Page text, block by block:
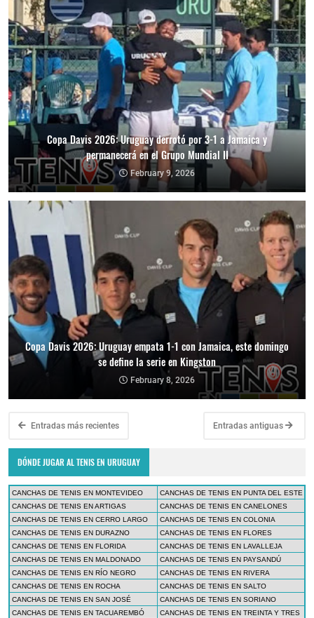
Copa Davis 2026: Uruguay derrotó por 3-1 a Jamaica y
permanecerá en el Grupo Mundial II
February 9, 2026
Copa Davis 2026: Uruguay empata 1-1 con Jamaica, este domingo
se define la serie en Kingston
February 8, 2026
Entradas más recientes Entradas antiguas
DÓNDE JUGAR AL TENIS EN URUGUAY
CANCHAS DE TENIS EN MONTEVIDEO
CANCHAS DE TENIS EN PUNTA DEL ESTE
CANCHAS DE TENIS EN ARTIGAS
CANCHAS DE TENIS EN CANELONES
CANCHAS DE TENIS EN CERRO LARGO
CANCHAS DE TENIS EN COLONIA
CANCHAS DE TENIS EN DURAZNO
CANCHAS DE TENIS EN FLORES
CANCHAS DE TENIS EN FLORIDA
CANCHAS DE TENIS EN LAVALLEJA
CANCHAS DE TENIS EN MALDONADO
CANCHAS DE TENIS EN PAYSANDÚ
CANCHAS DE TENIS EN RÍO NEGRO
CANCHAS DE TENIS EN RIVERA
CANCHAS DE TENIS EN ROCHA
CANCHAS DE TENIS EN SALTO
CANCHAS DE TENIS EN SAN JOSÉ
CANCHAS DE TENIS EN SORIANO
CANCHAS DE TENIS EN TACUAREMBÓ
CANCHAS DE TENIS EN TREINTA Y TRES